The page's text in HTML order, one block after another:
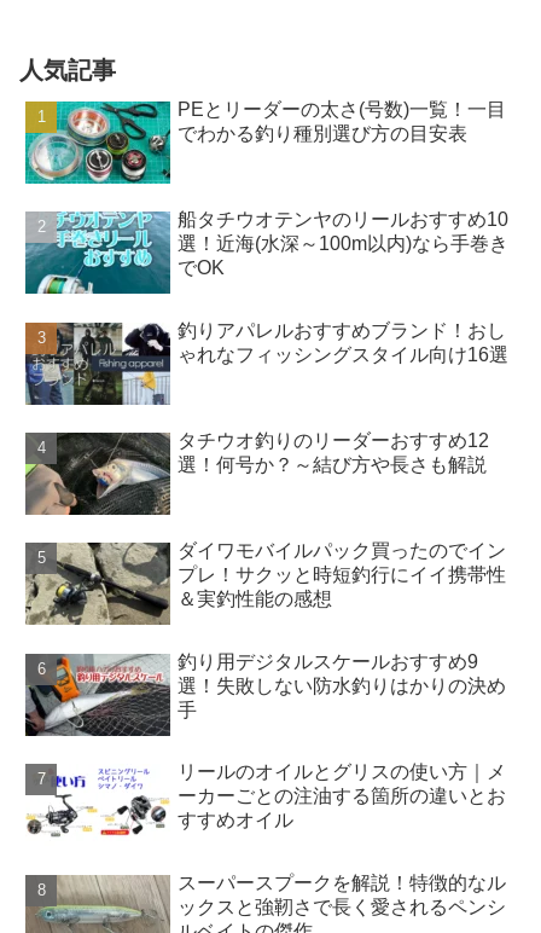
人気記事
PEとリーダーの太さ(号数)一覧！一目
でわかる釣り種別選び方の目安表
船タチウオテンヤのリールおすすめ10
選！近海(水深～100m以内)なら手巻き
でOK
釣りアパレルおすすめブランド！おし
ゃれなフィッシングスタイル向け16選
タチウオ釣りのリーダーおすすめ12
選！何号か？～結び方や長さも解説
ダイワモバイルパック買ったのでイン
プレ！サクッと時短釣行にイイ携帯性
＆実釣性能の感想
釣り用デジタルスケールおすすめ9
選！失敗しない防水釣りはかりの決め
手
リールのオイルとグリスの使い方｜メ
ーカーごとの注油する箇所の違いとお
すすめオイル
スーパースプークを解説！特徴的なル
ックスと強靭さで長く愛されるペンシ